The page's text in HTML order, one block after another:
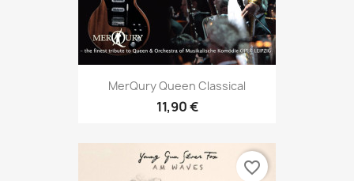
MerQury Queen Classical
11,90 €
favorite_border